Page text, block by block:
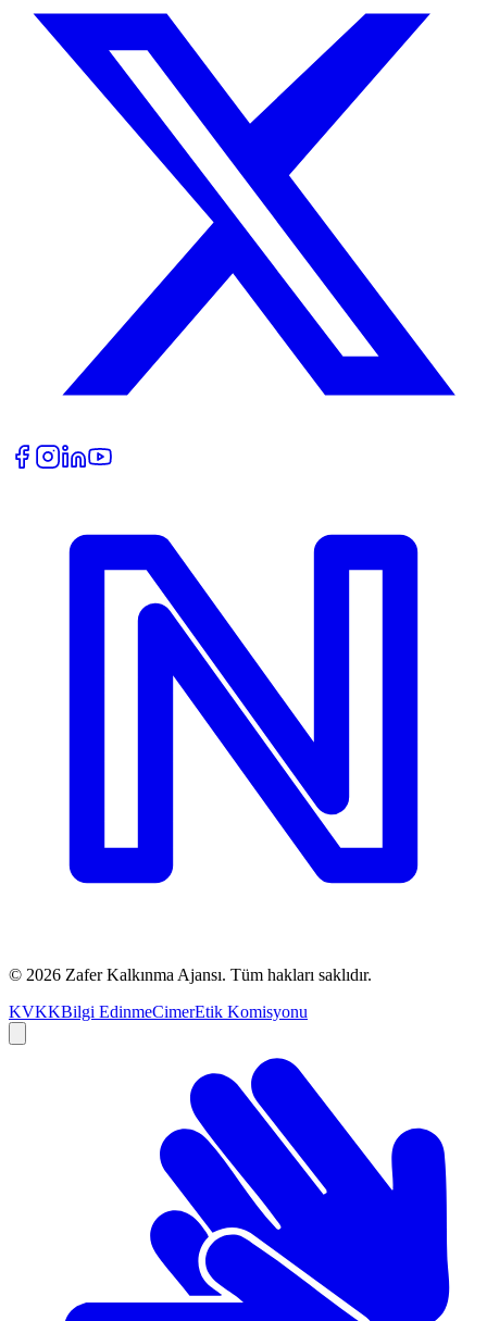
© 2026 Zafer Kalkınma Ajansı. Tüm hakları saklıdır.
KVKKBilgi EdinmeCimerEtik Komisyonu